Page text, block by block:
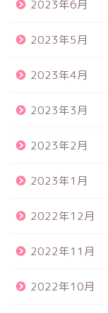
2023年6月
2023年5月
2023年4月
2023年3月
2023年2月
2023年1月
2022年12月
2022年11月
2022年10月